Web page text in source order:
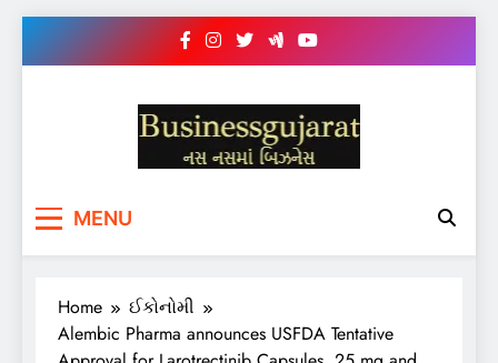
BUSINESS GUJARAT
MENU
Home
ઈકોનોમી
Alembic Pharma announces USFDA Tentative